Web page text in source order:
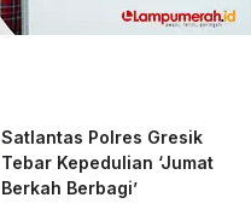
Satlantas Polres Gresik
Tebar Kepedulian ‘Jumat
Berkah Berbagi’